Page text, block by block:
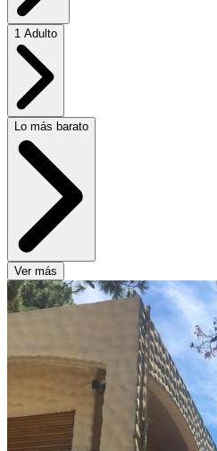
1 Adulto
Lo más barato
Ver más